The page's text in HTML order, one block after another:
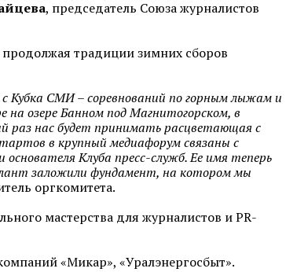
, председатель Союза журналистов
традиции зимних сборов
с Кубка СМИ – соревнований по горным лыжам и
на озере Банном под Магнитогорском, в
раз нас будет принимать расцветающая с
в крупный медиафорум связаны с
Клуба пресс-служб. Ее имя теперь
заложили фундамент, на котором мы
оргкомитета.
мастерства для журналистов и PR-
«Микар», «Уралэнергосбыт».